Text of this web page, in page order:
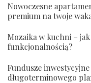
Nowoczesne
premium na twoje
Mozaika w kuchni –
funkcjonalnością?
Fundusze
długoterminowego